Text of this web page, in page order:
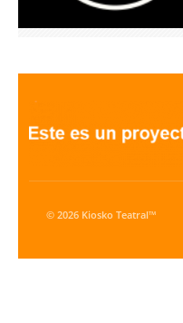
© 2026 Kiosko Teatral™